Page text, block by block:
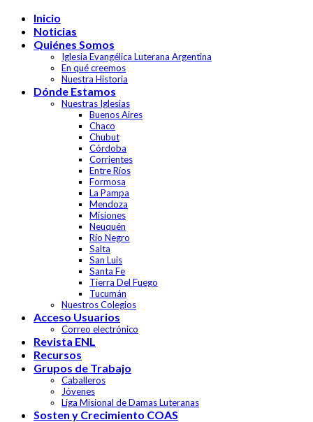
Skip
content
Inicio
Noticias
Quiénes Somos
Iglesia Evangélica Luterana Argentina
En qué creemos
Nuestra Historia
Dónde Estamos
Nuestras Iglesias
Buenos Aires
Chaco
Chubut
Córdoba
Corrientes
Entre Ríos
Formosa
La Pampa
Mendoza
Misiones
Neuquén
Río Negro
Salta
San Luis
Santa Fe
Tierra Del Fuego
Tucumán
Nuestros Colegios
Acceso Usuarios
Correo electrónico
Revista ENL
Recursos
Grupos de Trabajo
Caballeros
Jóvenes
Liga Misional de Damas Luteranas
Sosten y Crecimiento COAS